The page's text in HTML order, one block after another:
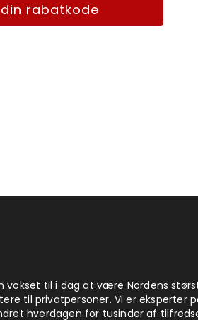
din rabatkode
vokset til i dag at være Nordens
til privatpersoner. Vi er eksperter
hverdagen for tusinder af